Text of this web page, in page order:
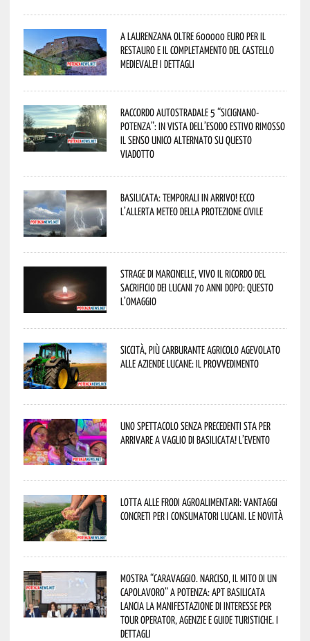
A Laurenzana oltre 600000 euro per il
restauro e il completamento del Castello
Medievale! I dettagli
Raccordo Autostradale 5 “Sicignano-
Potenza”: in vista dell’esodo estivo rimosso
il senso unico alternato su questo
viadotto
Basilicata: temporali in arrivo! Ecco
l’allerta meteo della Protezione civile
Strage di Marcinelle, vivo il ricordo del
sacrificio dei lucani 70 anni dopo: questo
l’omaggio
Siccità, più carburante agricolo agevolato
alle aziende lucane: il provvedimento
Uno spettacolo senza precedenti sta per
arrivare a Vaglio di Basilicata! L’evento
Lotta alle frodi agroalimentari: vantaggi
concreti per i consumatori lucani. Le novità
Mostra “Caravaggio. Narciso, il mito di un
capolavoro” a Potenza: APT Basilicata
lancia la manifestazione di interesse per
Tour Operator, Agenzie e Guide Turistiche. I
dettagli